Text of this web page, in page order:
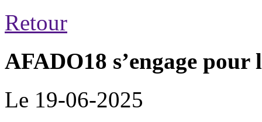
Retour
AFADO18 s’engage
Le 19-06-2025